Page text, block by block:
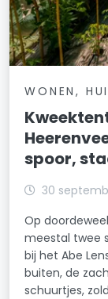
WONEN,
spoor,
30
Op
meestal twee
bij het Abe
buiten, de
schuurtjes,